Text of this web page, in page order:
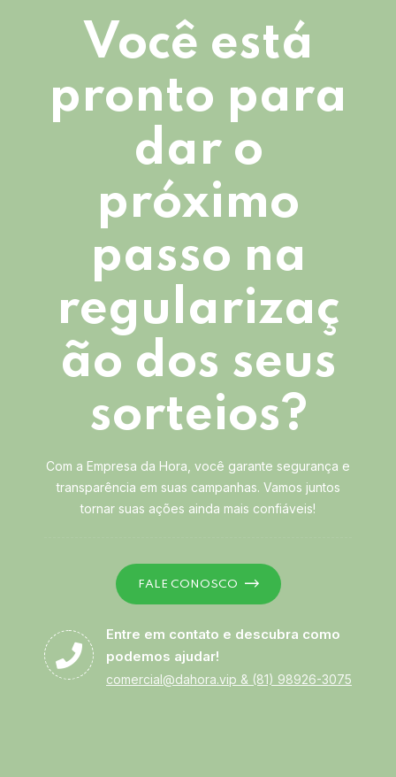
Você está
pronto para
dar o
próximo
passo na
regularizaç
ão dos seus
sorteios?
Com a Empresa da Hora, você garante segurança e
transparência em suas campanhas. Vamos juntos
tornar suas ações ainda mais confiáveis!
FALE CONOSCO
Entre em contato e descubra como
podemos ajudar!
comercial@dahora.vip & (81) 98926-3075